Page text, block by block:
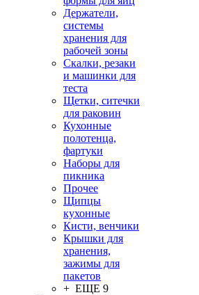
Держатели,
системы
хранения для
рабочей зоны
Скалки, резаки
и машинки для
теста
Щетки, ситечки
для раковин
Кухонные
полотенца,
фартуки
Наборы для
пикника
Прочее
Щипцы
кухонные
Кисти, венчики
Крышки для
хранения,
зажимы для
пакетов
+ ЕЩЕ 9